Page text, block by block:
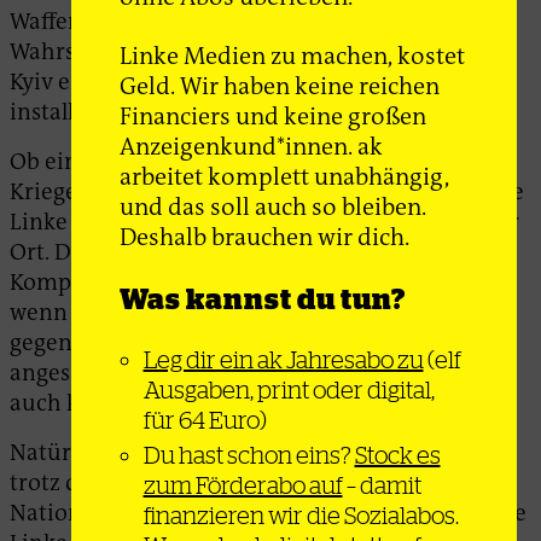
Waffenlieferungen der Krieg aller
Wahrscheinlichkeit nach bereits beendet und in
Kyiv ein Marionettenregime von Putins Gnaden
installiert wäre.
Ob eine solche Kapitulation der Fortsetzung des
Krieges vorzuziehen wäre, hat nicht die westliche
Linke zu entscheiden, sondern die Menschen vor
Ort. Das Gleiche gilt für alle denkbaren
Kompromisse und Verhandlungslösungen, auch
wenn für diese auf der Seite des Aggressors
gegenwärtig keine Bereitschaft zu erkennen und
angesichts der Erfahrungen der letzten Jahre
auch keine Vertragstreue zu erwarten ist.
Natürlich ist die Bevölkerung in der Ukraine –
trotz des durch den Überfall weiter angeheizten
Nationalismus – keine homogene Einheit. Gerade
Linke Medien zu machen, kostet
Geld. Wir haben keine reichen
Financiers und keine großen
Anzeigenkund*innen. ak
arbeitet komplett unabhängig,
und das soll auch so bleiben.
Deshalb brauchen wir dich.
Was kannst du tun?
Leg dir ein ak Jahresabo zu(elf
Ausgaben, print oder digital,
für 64 Euro)
Du hast schon eins?Stock es
zum Förderabo auf– damit
finanzieren wir die Sozialabos.